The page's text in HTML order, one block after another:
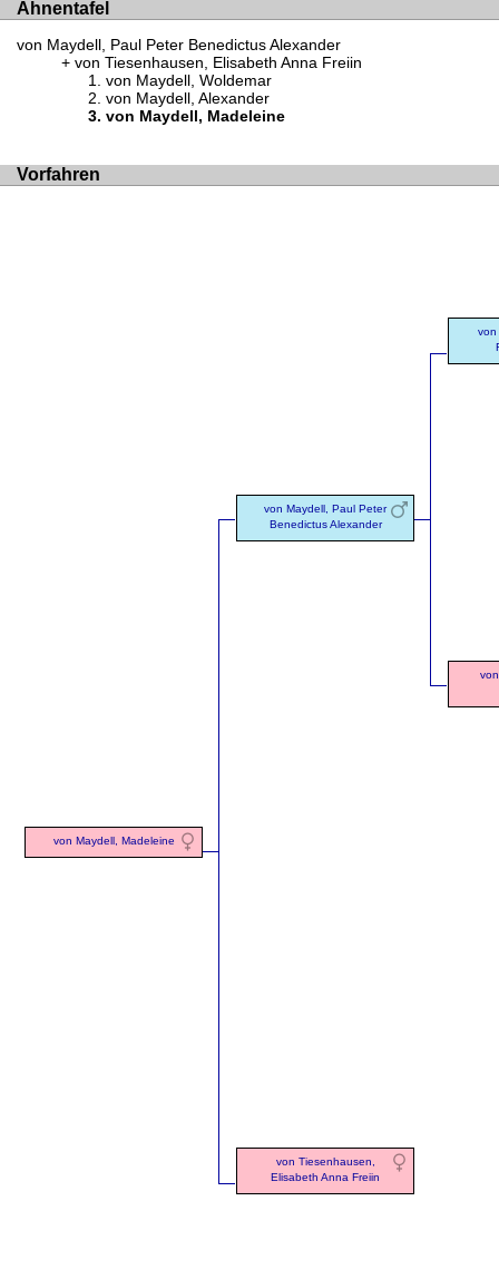
Ahnentafel
von Maydell, Paul Peter Benedictus Alexander
von Tiesenhausen, Elisabeth Anna Freiin
von Maydell, Woldemar
von Maydell, Alexander
von Maydell, Madeleine
Vorfahren
von Maydell, Madeleine
von Maydell, Paul Peter
Benedictus Alexander
von
von Tiesenhausen,
Elisabeth Anna Freiin